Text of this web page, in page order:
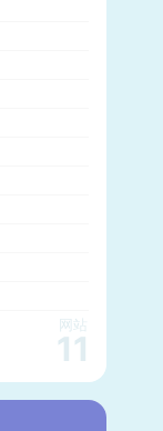
网站
11